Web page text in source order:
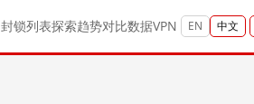
封锁列表探索趋势对比数据VPN EN 中文